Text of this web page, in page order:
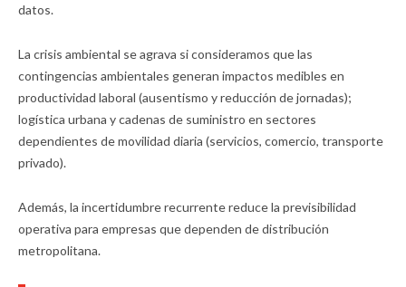
datos.
La crisis ambiental se agrava si consideramos que las
contingencias ambientales generan impactos medibles en
productividad laboral (ausentismo y reducción de jornadas);
logística urbana y cadenas de suministro en sectores
dependientes de movilidad diaria (servicios, comercio, transporte
privado).
Además, la incertidumbre recurrente reduce la previsibilidad
operativa para empresas que dependen de distribución
metropolitana.